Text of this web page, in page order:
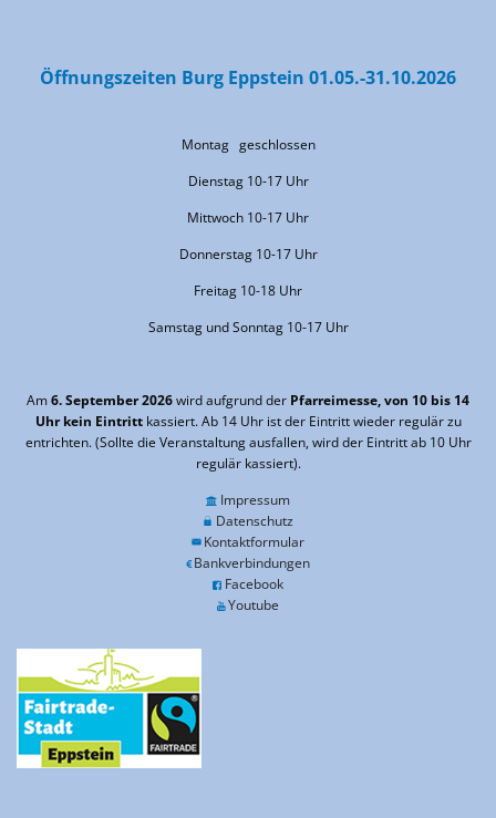
Öffnungszeiten Burg Eppstein 01.05.-31.10.2026
Montag geschlossen
Dienstag 10-17 Uhr
Mittwoch 10-17 Uhr
Donnerstag 10-17 Uhr
Freitag 10-18 Uhr
Samstag und Sonntag 10-17 Uhr
Am6. September 2026wird aufgrund der Pfarreimesse, von 10 bis 14
Uhr kein Eintrittkassiert. Ab 14 Uhr ist der Eintritt wieder regulär zu
entrichten. (Sollte die Veranstaltung ausfallen, wird der Eintritt ab 10 Uhr
regulär kassiert).
Impressum
Datenschutz
Kontaktformular
Bankverbindungen
Facebook
Youtube